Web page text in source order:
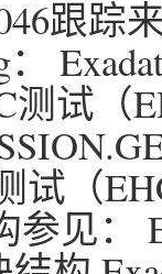
跟
测试
试（
参见：